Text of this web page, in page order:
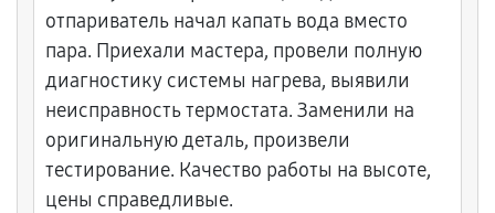
раз при необходимости.
отпариватель начал капать вода вместо
пара. Приехали мастера, провели полную
диагностику системы нагрева, выявили
неисправность термостата. Заменили на
оригинальную деталь, произвели
тестирование. Качество работы на высоте,
цены справедливые.